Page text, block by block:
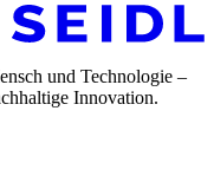
und Technologie –
Innovation.